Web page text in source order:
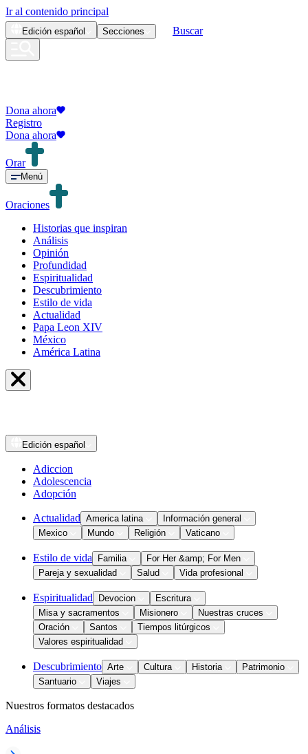
Ir al contenido principal
Edición español Secciones Buscar
Dona ahora
Registro
Dona ahora
Orar
Menú
Oraciones
Historias que inspiran
Análisis
Opinión
Profundidad
Espiritualidad
Descubrimiento
Estilo de vida
Actualidad
Papa Leon XIV
México
América Latina
Edición español
Adiccion
Adolescencia
Adopción
Actualidad America latina
Información general
Mexico
Mundo Religión Vaticano
Estilo de vida Familia
For Her &amp; For Men
Pareja y sexualidad
Salud Vida profesional
Espiritualidad Devocion
Escritura
Misa y sacramentos
Misionero
Nuestras cruces
Oración
Santos
Tiempos litúrgicos
Valores espiritualidad
Descubrimiento Arte Cultura Historia
Patrimonio
Santuario
Viajes
Nuestros formatos destacados
Análisis